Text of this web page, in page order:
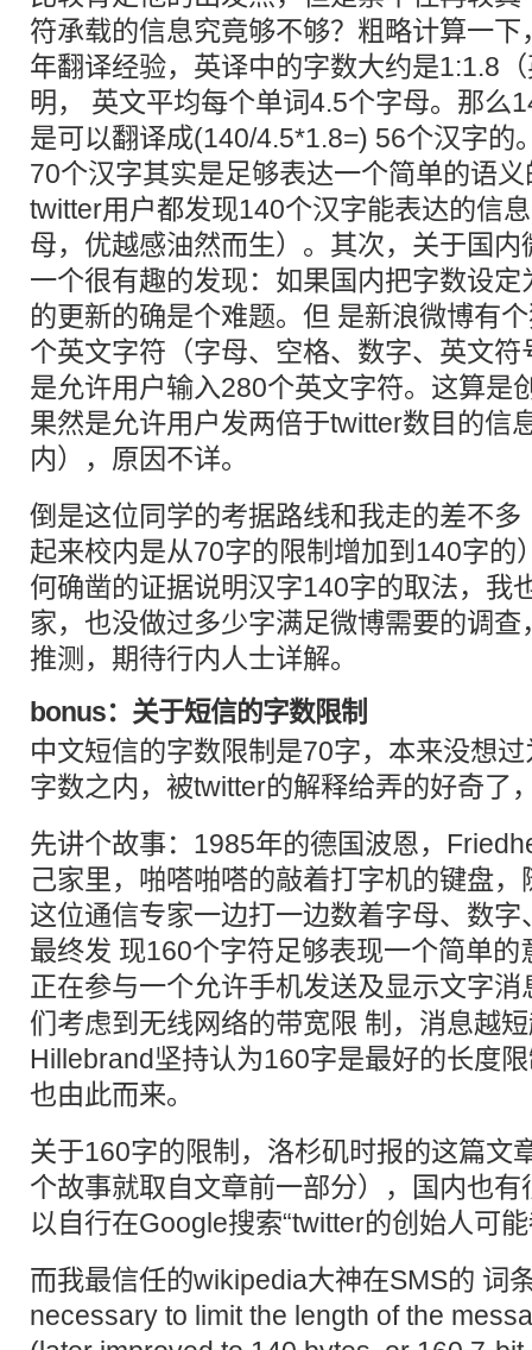
符承载的信息究竟够不够？粗略计算一
年翻译经验，英译中的字数大约是1:1.8
明 ， 英文平均每个单词4.5个字母。那么
是可以翻译成(140/4.5*1.8=) 56个汉字的
70个汉字其实是足够表达一个简单的语
twitter用户都发现140个汉字能表达的信
母，优越感油然而生）。其次，关于国
一个很有趣的发现：如果国内把字数设
的更新的确是个难题。但 是新浪微博有
个英文字符（字母、空格、数字、英文
是允许用户输入280个英文字符。这算是
果然是允许用户发两倍于twitter数目的信
内），原因不详。
倒是这位同学的考据路线和我走的差不
起来校内是从70字的限制增加到140字的
何确凿的证据说明汉字140字的取法，我
家，也没做过多少字满足微博需要的调
推测，期待行内人士详解。
bonus：关于短信的字数限制
中文短信的字数限制是70字，本来没想
字数之内，被twitter的解释给弄的好奇了
先讲个故事：1985年的德国波恩，
己家里，啪嗒啪嗒的敲着打字机的键盘
这位通信专家一边打一边数着字母、数
最终发 现160个字符足够表现一个简单
正在参与一个允许手机发送及显示文字消
们考虑到无线网络的带宽限 制，消息越
Hillebrand坚持认为160字是最好的长度
也由此而来。
关于160字的限制，洛杉矶时报的这篇文
个故事就取自文章前一部分），国内也
以自行在Google搜索“twitter的创始人可
而我最信任的wikipedia大神在SMS的 词
necessary to limit the length of the